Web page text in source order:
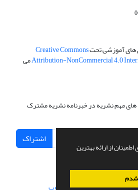
از ارائه بهترین
شدم
های آموزشی تحتCreative Commons
Attribution-NonCommercial 4.0می
های مهم نشریه در خبرنامه نشریه مشترک
اشتراک
طراحی و پیاده سازی از سیناوب